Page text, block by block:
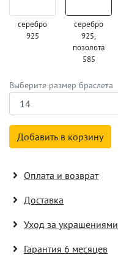
серебро
925
серебро
925,
позолота
585
Выберите размер браслета
Добавить в корзину
Оплата и возврат
Доставка
Уход за украшениями
Гарантия 6 месяцев